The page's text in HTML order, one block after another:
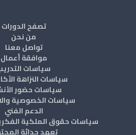
تصفح الدورات
من نحن
تواصل معنا
موافقة أعمال
سياسات
سياسات النزاهة
سياسات حضور
سياسات الخصوصية
الدعم الفني
سياسات حقوق الملكية
تعهد حداثة